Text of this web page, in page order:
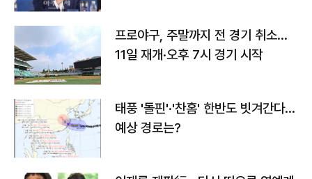
프로야구, 주말까지 전 경기 취소…
11일 재개·오후 7시 경기 시작
태풍 '돌핀'·'찬홈' 한반도 빗겨간다…
예상 경로는?